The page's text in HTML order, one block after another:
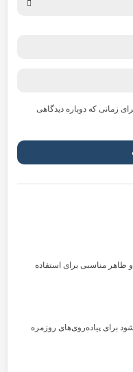
زمانی که دوباره دیدگاهی
ظاهر مناسبی برای استفاده
برای پیاده‌روی‌های روزمره